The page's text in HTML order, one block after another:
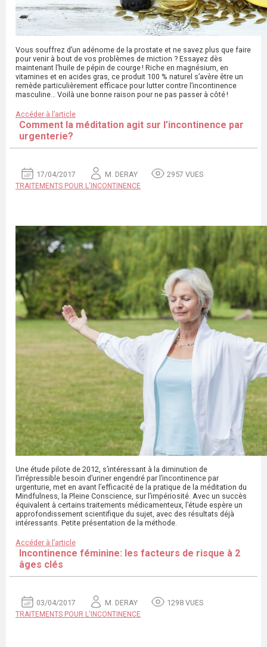
Vous souffrez d’un adénome de la prostate et ne savez plus que faire
pour venir à bout de vos problèmes de miction ? Essayez dès
maintenant l’huile de pépin de courge ! Riche en magnésium, en
vitamines et en acides gras, ce produit 100 % naturel s’avère être un
remède particulièrement efficace pour lutter contre l’incontinence
masculine… Voilà une bonne raison pour ne pas passer à côté !
Accéder à l’article
Comment la méditation agit sur l’incontinence par
urgenterie?
17/04/2017 M. DERAY 2957 VUES
TRAITEMENTS POUR L'INCONTINENCE
Une étude pilote de 2012, s’intéressant à la diminution de
l’irrépressible besoin d’uriner engendré par l’incontinence par
urgenturie, met en avant l’efficacité de la pratique de la méditation du
Mindfulness, la Pleine Conscience, sur l’impériosité. Avec un succès
équivalent à certains traitements médicamenteux, l’étude espère un
approfondissement scientifique du sujet, avec des résultats déjà
intéressants. Petite présentation de la méthode.
Accéder à l’article
Incontinence féminine: les facteurs de risque à 2
âges clés
03/04/2017 M. DERAY 1298 VUES
TRAITEMENTS POUR L'INCONTINENCE